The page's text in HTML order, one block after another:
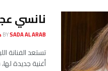
نانسي
BYSADA AL ARAB صدى العرب
تستعد الفنانة
أغنية جديدة